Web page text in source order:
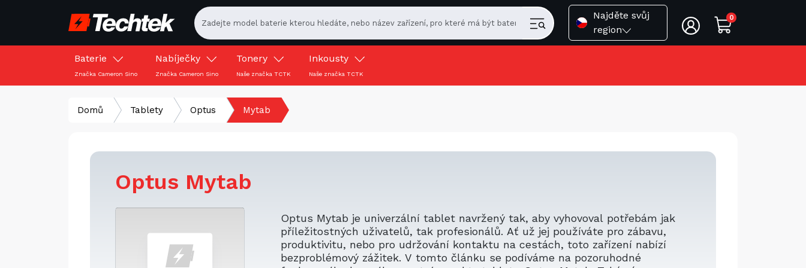
Najděte svůj
region
0
Baterie
Značka Cameron Sino
Nabíječky
Značka Cameron Sino
Tonery
Naše značka TCTK
Inkousty
Naše značka TCTK
Domů Tablety Optus Mytab
Optus Mytab
Optus Mytab je univerzální tablet navržený tak, aby vyhovoval potřebám jak
příležitostných uživatelů, tak profesionálů. Ať už jej používáte pro zábavu,
produktivitu, nebo pro udržování kontaktu na cestách, toto zařízení nabízí
bezproblémový zážitek. V tomto článku se podíváme na pozoruhodné